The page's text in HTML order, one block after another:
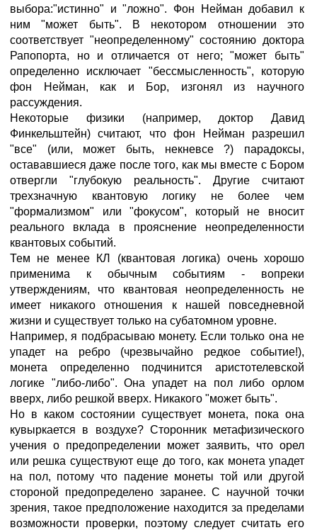
выбора:"истинно" и "ложно". Фон Нейман добавил к
ним "может быть". В некотором отношении это
соответствует "неопределенному" состоянию доктора
Рапопорта, но и отличается от него; "может быть"
определенно исключает "бессмысленность", которую
фон Нейман, как и Бор, изгонял из научного
рассуждения.
Некоторые физики (например, доктор Давид
Финкельштейн) считают, что фон Нейман разрешил
"все" (или, может быть, некневсе ?) парадоксы,
остававшиеся даже после того, как мы вместе с Бором
отвергли "глубокую реальность". Другие считают
трехзначную квантовую логику не более чем
"формализмом" или "фокусом", который не вносит
реального вклада в прояснение неопределенности
квантовых событий.
Тем не менее КЛ (квантовая логика) очень хорошо
применима к обычным событиям - вопреки
утверждениям, что квантовая неопределенность не
имеет никакого отношения к нашей повседневной
жизни и существует только на субатомном уровне.
Например, я подбрасываю монету. Если только она не
упадет на ребро (чрезвычайно редкое событие!),
монета определенно подчинится аристотелевской
логике "либо-либо". Она упадет на пол либо орлом
вверх, либо решкой вверх. Никакого "может быть".
Но в каком состоянии существует монета, пока она
кувыркается в воздухе? Сторонник метафизического
учения о предопределении может заявить, что орел
или решка существуют еще до того, как монета упадет
на пол, потому что падение монеты той или другой
стороной предопределено заранее. С научной точки
зрения, такое предположение находится за пределами
возможности проверки, поэтому следует считать его